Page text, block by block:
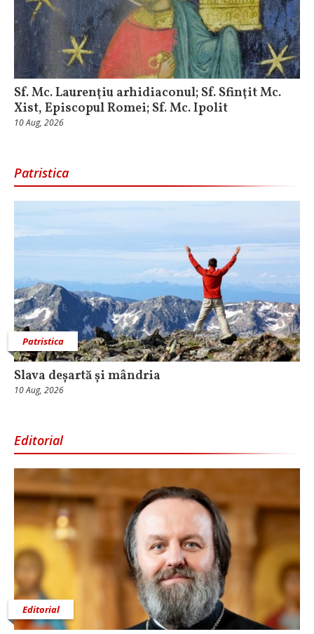
Sf. Mc. Laurenţiu arhidiaconul; Sf. Sfinţit Mc.
Xist, Episcopul Romei; Sf. Mc. Ipolit
10 Aug, 2026
Patristica
Patristica
Slava deșartă și mândria
10 Aug, 2026
Editorial
Editorial